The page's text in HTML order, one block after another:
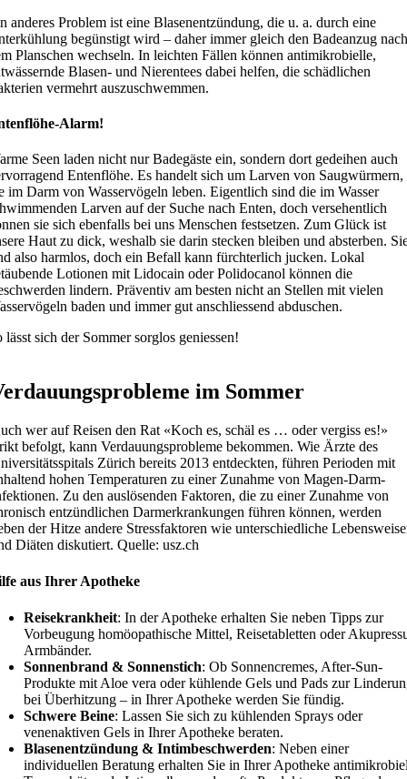
anderes Problem ist eine Blasenentzündung, die u. a. durch eine
begünstigt wird – daher immer gleich den Badeanzug nach
Planschen wechseln. In leichten Fällen können antimikrobielle,
Blasen- und Nierentees dabei helfen, die schädlichen
vermehrt auszuschwemmen.
Alarm!
Seen laden nicht nur Badegäste ein, sondern dort gedeihen auch
Entenflöhe. Es handelt sich um Larven von Saugwürmern,
im Darm von Wasservögeln leben. Eigentlich sind die im Wasser
Larven auf der Suche nach Enten, doch versehentlich
sie sich ebenfalls bei uns Menschen festsetzen. Zum Glück ist
Haut zu dick, weshalb sie darin stecken bleiben und absterben.
also harmlos, doch ein Befall kann fürchterlich jucken. Lokal
Lotionen mit Lidocain oder Polidocanol können die
lindern. Präventiv am besten nicht an Stellen mit vielen
baden und immer gut anschliessend abduschen.
lässt sich der Sommer sorglos geniessen!
im Sommer
wer auf Reisen den Rat «Koch es, schäl es … oder vergiss es!»
befolgt, kann Verdauungsprobleme bekommen. Wie Ärzte des
Zürich bereits 2013 entdeckten, führen Perioden mit
hohen Temperaturen zu einer Zunahme von Magen-Darm-
Zu den auslösenden Faktoren, die zu einer Zunahme von
entzündlichen Darmerkrankungen führen können, werden
der Hitze andere Stressfaktoren wie unterschiedliche
Diäten diskutiert. Quelle: usz.ch
aus Ihrer Apotheke
Reisekrankheit: In der Apotheke erhalten Sie neben Tipps zur
Vorbeugung homöopathische Mittel, Reisetabletten oder
Armbänder.
Sonnenbrand & Sonnenstich: Ob Sonnencremes, After-Sun-
Produkte mit Aloe vera oder kühlende Gels und Pads zur
bei Überhitzung – in Ihrer Apotheke werden Sie fündig.
Schwere Beine: Lassen Sie sich zu kühlenden Sprays oder
venenaktiven Gels in Ihrer Apotheke beraten.
Blasenentzündung & Intimbeschwerden: Neben einer
individuellen Beratung erhalten Sie in Ihrer Apotheke